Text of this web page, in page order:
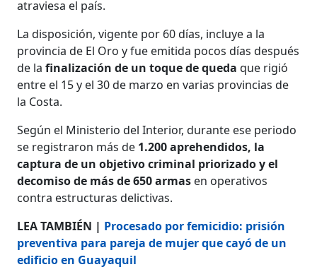
atraviesa el país.
La disposición, vigente por 60 días, incluye a la
provincia de El Oro y fue emitida pocos días después
de lafinalización de un toque de queda que rigió
entre el 15 y el 30 de marzo en varias provincias de
la Costa.
Según el Ministerio del Interior, durante ese periodo
se registraron más de 1.200 aprehendidos, la
captura de un objetivo criminal priorizado y el
decomiso de más de 650 armas en operativos
contra estructuras delictivas.
LEA TAMBIÉN | Procesado por femicidio: prisión
preventiva para pareja de mujer que cayó de un
edificio en Guayaquil